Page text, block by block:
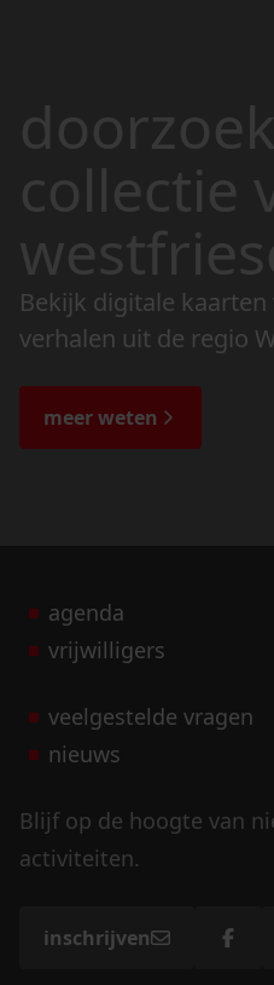
collectie
Bekijk digitale
verhalen uit de regio
de bijzondere verhalen.
meer weten
agenda
vrijwilligers
veelgestelde vragen
nieuws
Blijf op de hoogte van
activiteiten.
inschrijven